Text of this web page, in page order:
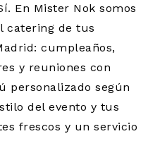
En Mister Nok somos
catering de tus
cumpleaños,
y reuniones con
personalizado según
del evento y tus
frescos y un servicio